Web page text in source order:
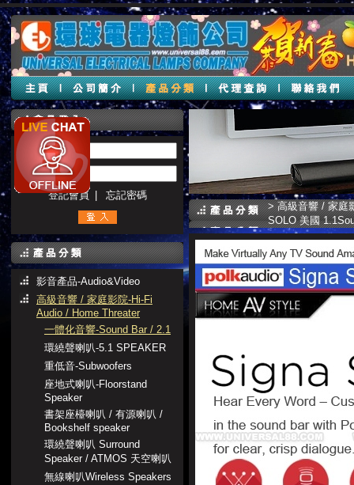
帳號 :
密碼 :
登記會員
忘記密碼
影音產品-Audio&Video
高級音響 / 家庭影院-Hi-Fi
Audio / Home Threater
一體化音響-Sound Bar / 2.1
環繞聲喇叭-5.1 SPEAKER
重低音-Subwoofers
座地式喇叭-Floorstand
Speaker
書架座檯喇叭 / 有源喇叭 /
Bookshelf speaker
環繞聲喇叭 Surround
Speaker / ATMOS 天空喇叭
無線喇叭Wireless Speakers
>高級音響 / 家庭
SOLO 美國